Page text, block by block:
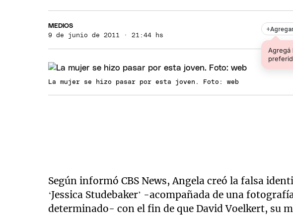
MEDIOS
9 de junio de 2011 · 21:44 hs
+
Agregá
La mujer se hizo pasar por esta joven. Foto: web
Según informó CBS News, Angela creó la falsa
‘Jessica Studebaker’ -acompañada de una
determinado- con el fin de que David Voelkert, su